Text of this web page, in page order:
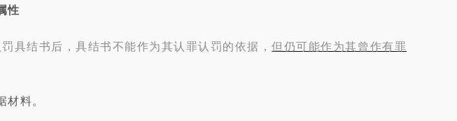
性
具结书后，具结书不能作为其认罪认罚的依据，但仍可能作为其曾作有罪
料。